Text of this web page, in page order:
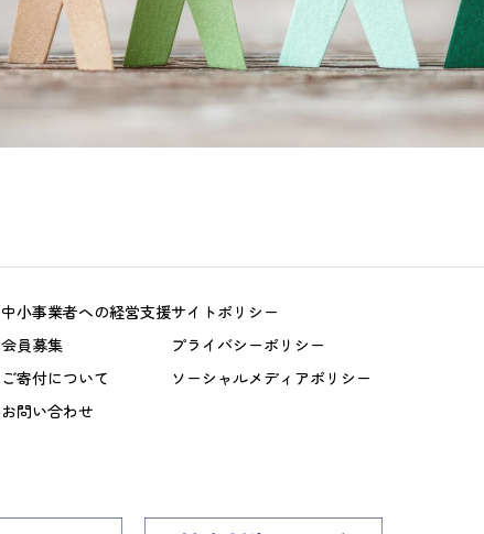
中小事業者への経営支援
会員募集
ご寄付について
お問い合わせ
サイトポリシー
プライバシーポリシー
ソーシャルメディアポリシー